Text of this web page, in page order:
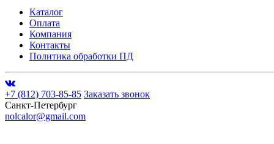
Каталог
Оплата
Компания
Контакты
Политика обработки ПД
+7 (812) 703-85-85 Заказать звонок
Санкт-Петербург
nolcalor@gmail.com